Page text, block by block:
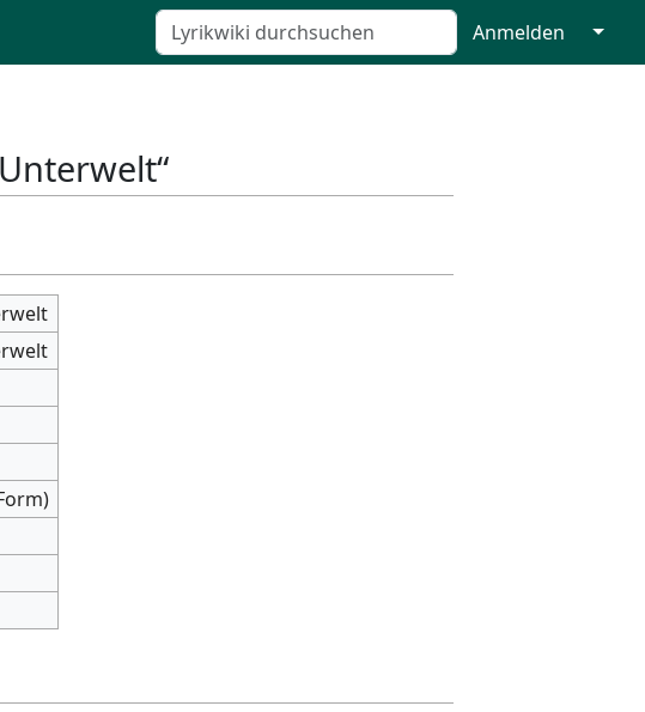
Anmelden ↓